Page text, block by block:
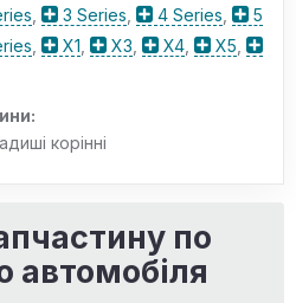
3 Series 4 Series
5
X1 X3 X4 X5
корінні
по
автомобіля